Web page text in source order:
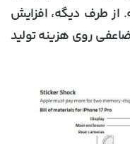
داشته. از طرف دیگه، افزایش
روی هزینه تولید